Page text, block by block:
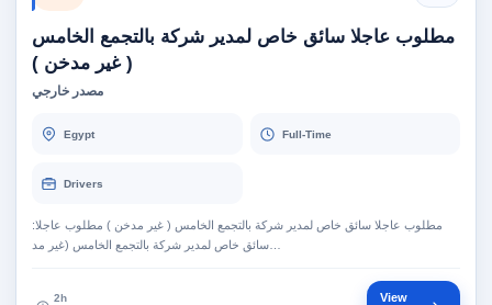
مطلوب عاجلا سائق خاص لمدير شركة بالتجمع الخامس
( غير مدخن )
مصدر خارجي
Egypt Full-Time
Drivers
مطلوب عاجلا سائق خاص لمدير شركة بالتجمع الخامس ( غير مدخن ) مطلوب عاجلا:
2h
View